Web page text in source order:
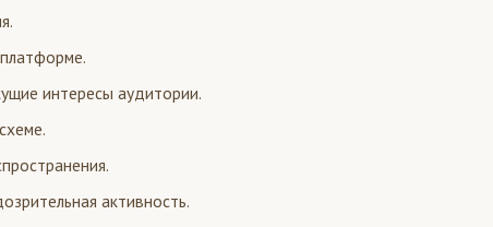
интересы аудитории.
активность.